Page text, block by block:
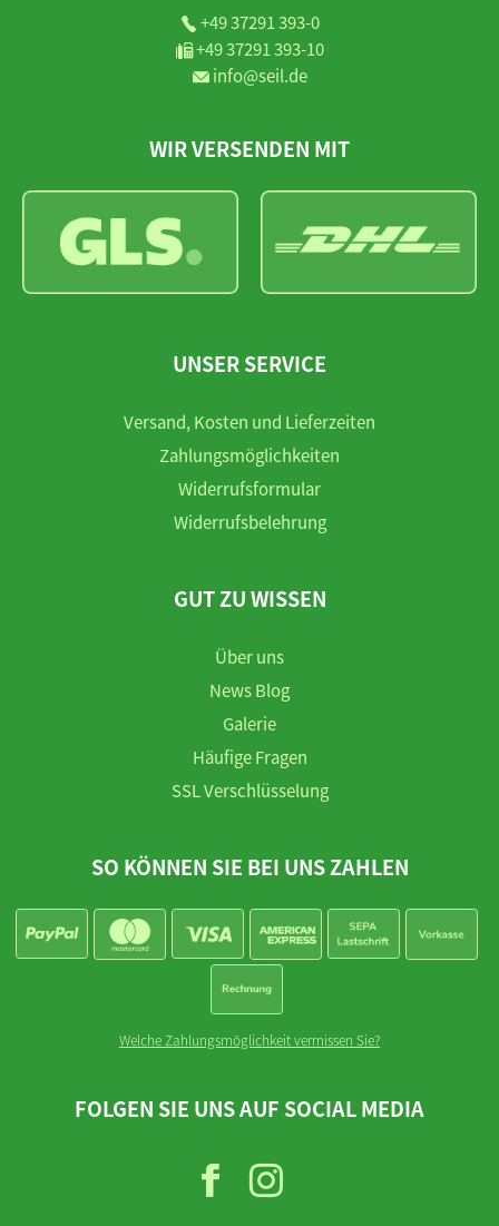
+49 37291 393-0
+49 37291 393-10
info@seil.de
WIR VERSENDEN MIT
UNSER SERVICE
Versand, Kosten und Lieferzeiten
Zahlungsmöglichkeiten
Widerrufsformular
Widerrufsbelehrung
GUT ZU WISSEN
Über uns
News Blog
Galerie
Häufige Fragen
SSL Verschlüsselung
SO KÖNNEN SIE BEI UNS ZAHLEN
Welche Zahlungsmöglichkeit vermissen Sie?
FOLGEN SIE UNS AUF SOCIAL MEDIA